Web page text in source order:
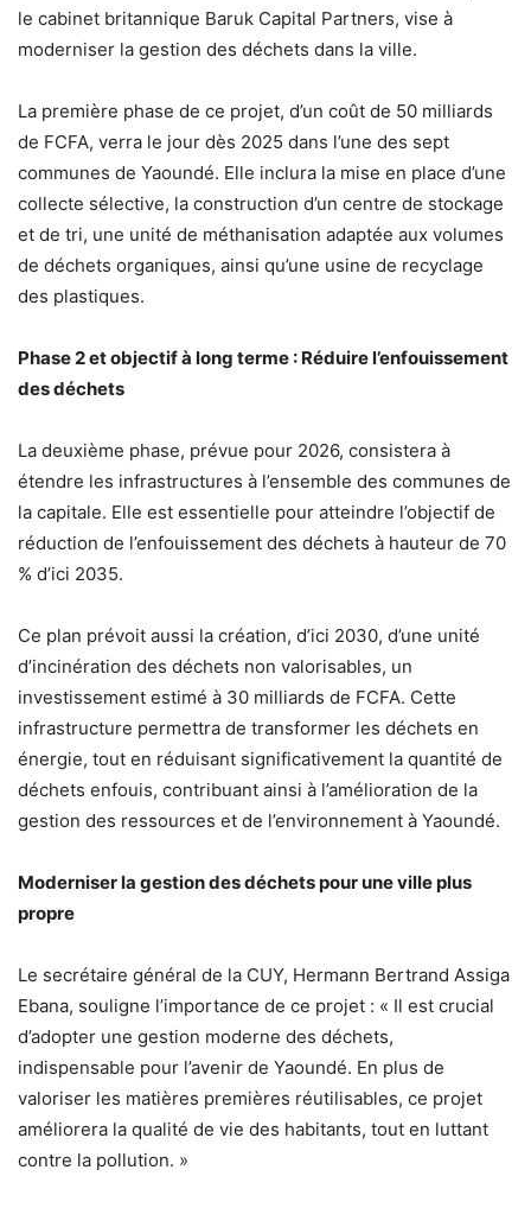
le cabinet britannique Baruk Capital Partners, vise à
moderniser la gestion des déchets dans la ville.
La première phase de ce projet, d’un coût de 50 milliards
de FCFA, verra le jour dès 2025 dans l’une des sept
communes de Yaoundé. Elle inclura la mise en place d’une
collecte sélective, la construction d’un centre de stockage
et de tri, une unité de méthanisation adaptée aux volumes
de déchets organiques, ainsi qu’une usine de recyclage
des plastiques.
Phase 2 et objectif à long terme : Réduire l’enfouissement
des déchets
La deuxième phase, prévue pour 2026, consistera à
étendre les infrastructures à l’ensemble des communes de
la capitale. Elle est essentielle pour atteindre l’objectif de
réduction de l’enfouissement des déchets à hauteur de 70
% d’ici 2035.
Ce plan prévoit aussi la création, d’ici 2030, d’une unité
d’incinération des déchets non valorisables, un
investissement estimé à 30 milliards de FCFA. Cette
infrastructure permettra de transformer les déchets en
énergie, tout en réduisant significativement la quantité de
déchets enfouis, contribuant ainsi à l’amélioration de la
gestion des ressources et de l’environnement à Yaoundé.
Moderniser la gestion des déchets pour une ville plus
propre
Le secrétaire général de la CUY, Hermann Bertrand Assiga
Ebana, souligne l’importance de ce projet : « Il est crucial
d’adopter une gestion moderne des déchets,
indispensable pour l’avenir de Yaoundé. En plus de
valoriser les matières premières réutilisables, ce projet
améliorera la qualité de vie des habitants, tout en luttant
contre la pollution. »